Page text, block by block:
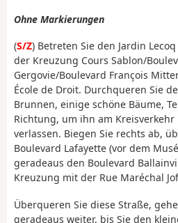
Ohne Markierungen
(S/Z) Betreten Sie den Jardin
der Kreuzung Cours Sablon/
Gergovie/Boulevard François
École de Droit. Durchqueren Sie
Brunnen, einige schöne Bäume,
Richtung, um ihn am Kreisverkehr
verlassen. Biegen Sie rechts ab,
Boulevard Lafayette (vor dem
geradeaus den Boulevard
Kreuzung mit der Rue Maréchal
Überqueren Sie diese Straße,
geradeaus weiter, bis Sie den